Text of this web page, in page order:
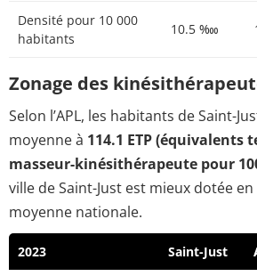
Densité pour 10 000
habitants
10.5 ‱
Zonage des
Selon l’APL, les habitants de Saint-
moyenne à 114.1 ETP (équivalents
masseur-kinésithérapeute pour
ville de Saint-Just est mieux dotée
moyenne nationale.
2023 Saint-Just